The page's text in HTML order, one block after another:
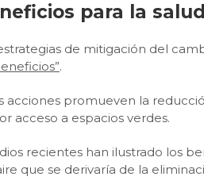
para la
de mitigación del
.
acciones promueven la
acceso a espacios verdes.
recientes han ilustrado los
que se derivaría de la